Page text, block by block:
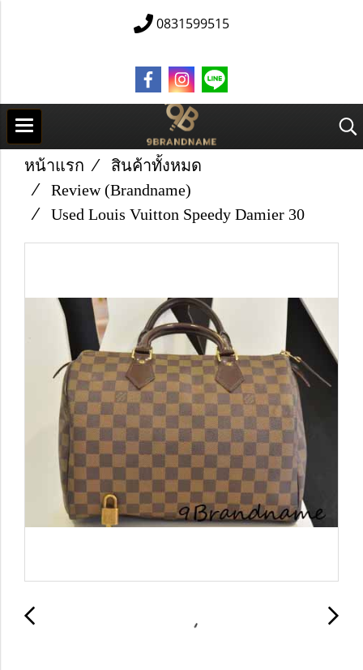
0831599515
หน้าแรก
สินค้าทั้งหมด
Review (Brandname)
Used Louis Vuitton Speedy Damier 30